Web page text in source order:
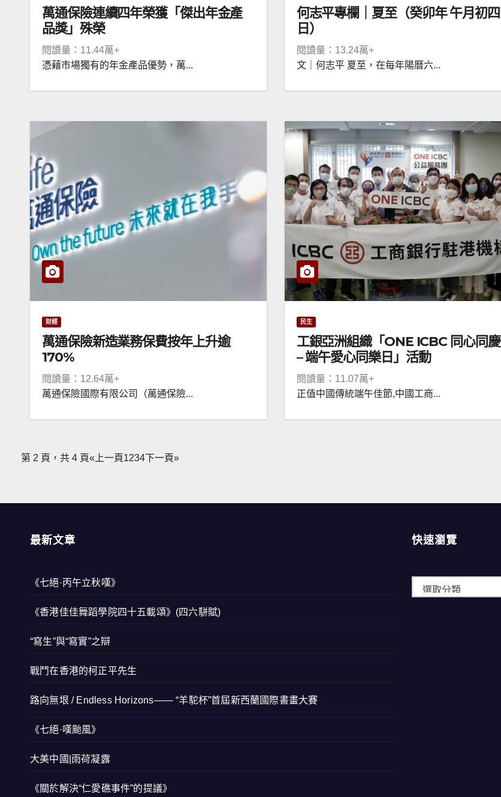
萬通保險連續四年榮獲「傑出年金產
品獎」殊榮
閱讀量：11.44萬+
憑藉市場獨有的年金產品優勢，萬...
何志平專欄｜夏至（癸卯年 午月初四
日）
閱讀量：13.24萬+
文｜何志平 夏至，在每年陽曆六...
財經
萬通保險新造業務保費按年上升逾
170%
閱讀量：12.64萬+
萬通保險國際有限公司（萬通保險...
民生
工銀亞洲組織「ONE ICBC 同心同慶
– 端午愛心同樂日」活動
閱讀量：11.07萬+
正值中國傳統端午佳節,中國工商...
第 2 頁，共 4 頁«上一頁1234下一頁»
最新文章
《七絕·丙午立秋嘆》
《香港佳佳舞蹈學院四十五載頌》(四六駢賦)
“寫生”與“寫實”之辯
戰鬥在香港的柯正平先生
路向無垠 / Endless Horizons—— “羊駝杯”首屆新西蘭國際書畫大賽
《七絕·嘆颱風》
大美中國|雨荷凝露
《關於解決“仁愛礁事件”的提議》
快速瀏覽